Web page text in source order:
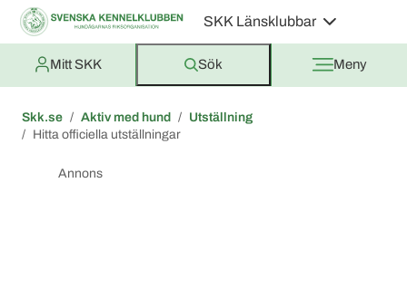
SKK Länsklubbar
Mitt SKK Sök Meny
Skk.se Aktiv med hund
Utställning
Hitta officiella utställningar
Annons